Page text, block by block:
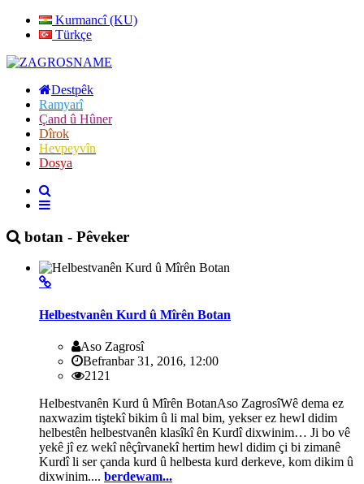
Kurmancî (KU)
Türkçe
Destpêk
Ramyarî
Çand û Hûner
Dîrok
Hevpeyvîn
Dosya
botan - Pêveker
Helbestvanên Kurd û Mîrên Botan
Aso Zagrosî
Befranbar 31, 2016, 12:00
2121
Helbestvanên Kurd û Mîrên BotanAso ZagrosîWê dema ez
naxwazim tiştekî bikim û li mal bim, yekser ez hewl didim
helbestên helbestvanên klasîkî ên Kurdî dixwinim… Ji bo vê
yekê jî ez wekî nêçîrvanekî hertim hewl didim çi bi zimanê
Kurdî li ser çanda kurd û helbesta kurd derkeve, kom dikim û
dixwinim.... berdewam...